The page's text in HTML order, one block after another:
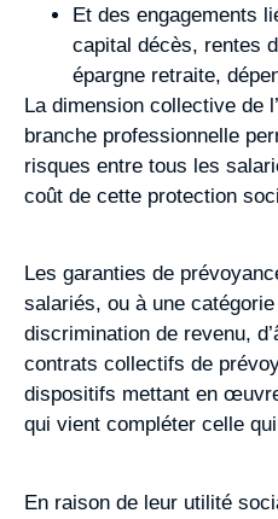
Et des engagements
capital décès, rentes
épargne retraite,
La dimension collective de
branche professionnelle
risques entre tous les
coût de cette protection
Les garanties de
salariés, ou à une catégorie
discrimination de revenu,
contrats collectifs de
dispositifs mettant en
qui vient compléter celle
En raison de leur utilité